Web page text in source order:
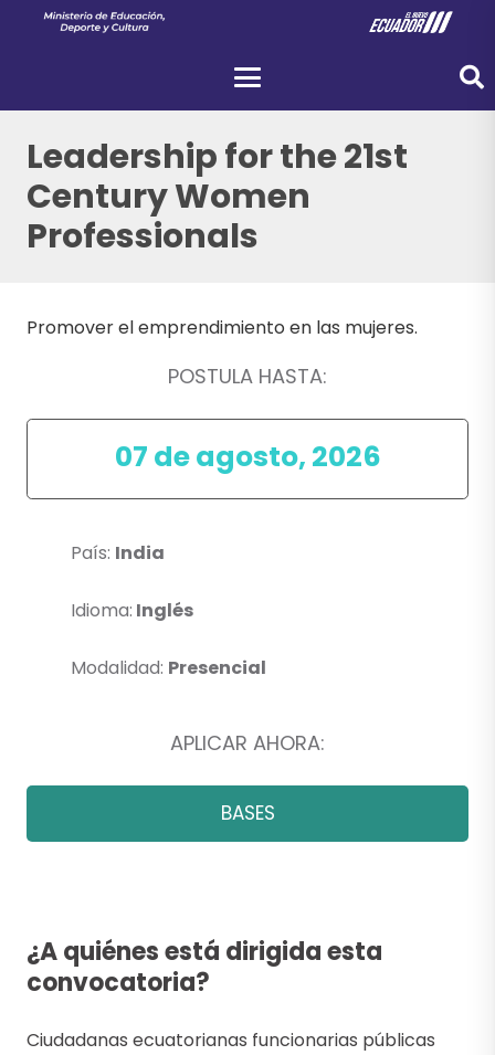
Leadership for the 21st
Century Women
Professionals
Promover el emprendimiento en las mujeres.
POSTULA HASTA:
07 de agosto, 2026
País: India
Idioma: Inglés
Modalidad: Presencial
APLICAR AHORA:
BASES
¿A quiénes está dirigida esta
convocatoria?
Ciudadanas ecuatorianas funcionarias públicas